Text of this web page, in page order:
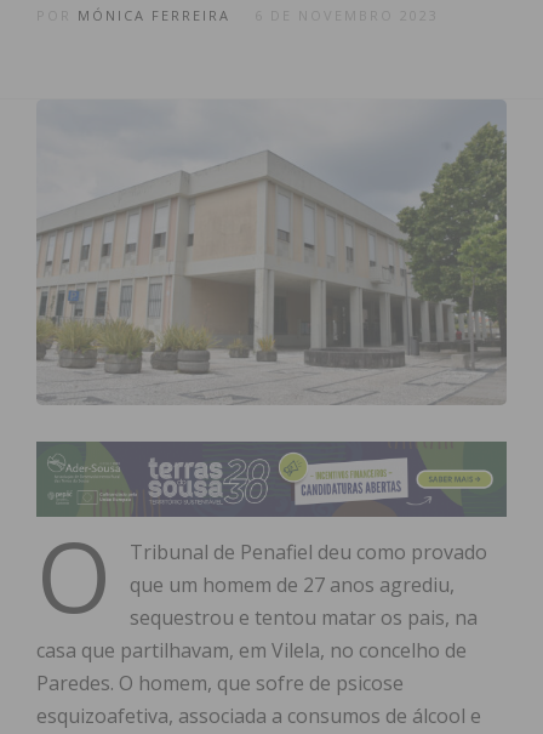
MÓNICA FERREIRA
O
Tribunal de Penafiel deu como provado
que um homem de 27 anos agrediu,
sequestrou e tentou matar os pais, na
casa que partilhavam, em Vilela, no concelho de
Paredes. O homem, que sofre de psicose
esquizoafetiva, associada a consumos de álcool e